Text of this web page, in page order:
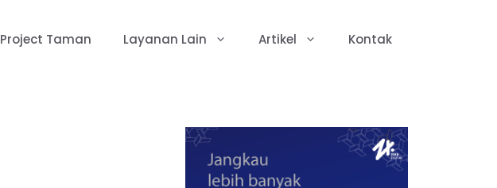
Project Taman Layanan Lain Artikel Kontak